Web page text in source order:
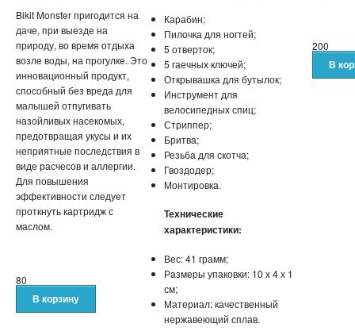
Bikit Monster пригодится на
даче, при выезде на
природу, во время отдыха
возле воды, на прогулке. Это
инновационный продукт,
способный без вреда для
малышей отпугивать
назойливых насекомых,
предотвращая укусы и их
неприятные последствия в
виде расчесов и аллергии.
Для повышения
эффективности следует
проткнуть картридж с
маслом.
80
Карабин;
Пилочка для ногтей;
5 отверток;
5 гаечных ключей;
Открывашка для бутылок;
Инструмент для
велосипедных спиц;
Стриппер;
Бритва;
Резьба для скотча;
Гвоздодер;
Монтировка.
Технические
характеристики:
Вес: 41 грамм;
Размеры упаковки: 10 х 4 х 1
см;
Материал: качественный
нержавеющий сплав.
200